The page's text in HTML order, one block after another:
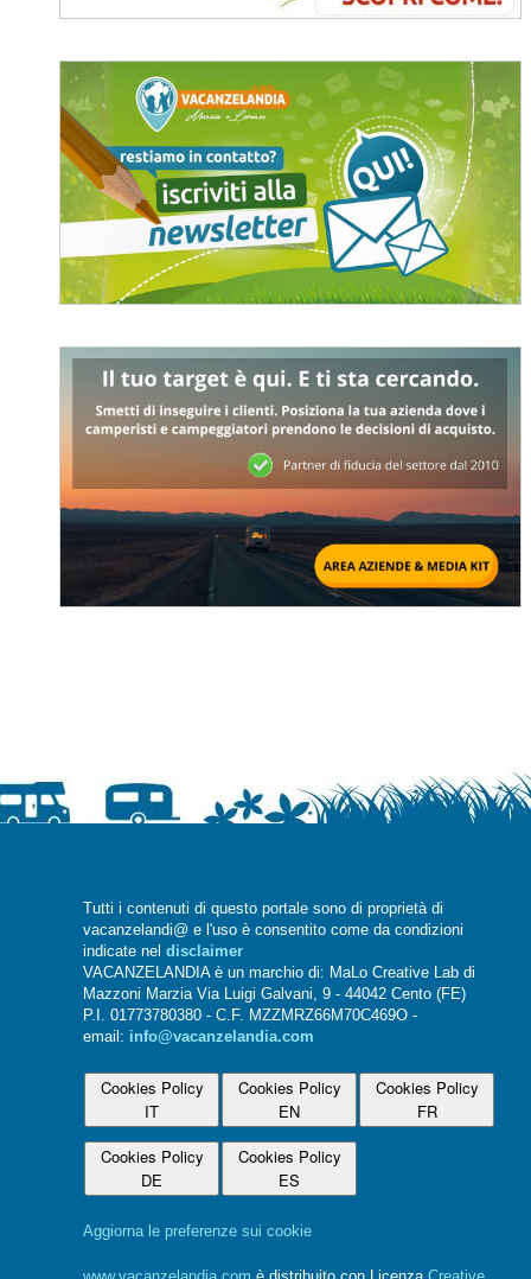
Tutti i contenuti di questo portale sono di proprietà di
vacanzelandi@ e l'uso è consentito come da condizioni
indicate nel disclaimer
VACANZELANDIA è un marchio di: MaLo Creative Lab di
Mazzoni Marzia Via Luigi Galvani, 9 - 44042 Cento (FE)
P.I. 01773780380 - C.F. MZZMRZ66M70C469O -
email: info@vacanzelandia.com
Cookies Policy
IT
Cookies Policy
EN
Cookies Policy
FR
Cookies Policy
DE
Cookies Policy
ES
Aggiorna le preferenze sui cookie